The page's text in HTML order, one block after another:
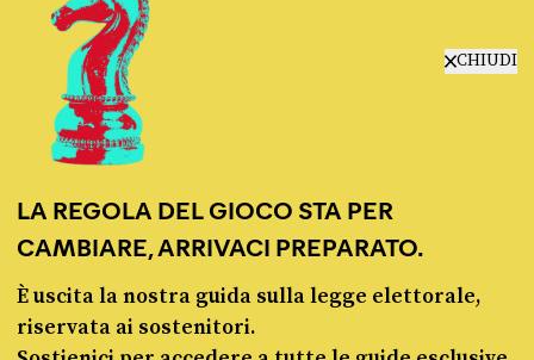
CHIUDI
LA REGOLA DEL GIOCO STA PER
CAMBIARE, ARRIVACI PREPARATO.
È uscita la nostra guida sulla legge elettorale,
riservata ai sostenitori.© Pagella Politica 2012 - 2026